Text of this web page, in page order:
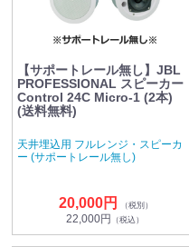
【サポートレール無し】JBL
PROFESSIONAL スピーカー
Control 24C Micro-1 (2本)
(送料無料)
天井埋込用 フルレンジ・スピーカ
ー (サポートレール無し)
20,000円 （税別）
22,000円 （税込）